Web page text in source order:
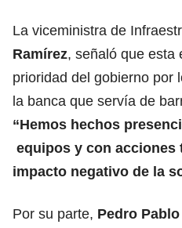
La viceministra de
Ramírez, señaló que esta
prioridad del gobierno por
la banca que servía de
“Hemos hechos
equipos y con acciones
impacto negativo de la
Por su parte, Pedro